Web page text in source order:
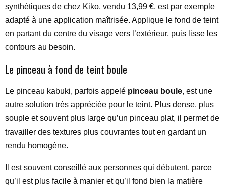
synthétiques de chez Kiko, vendu 13,99 €, est par exemple
adapté à une application maîtrisée. Applique le fond de teint
en partant du centre du visage vers l’extérieur, puis lisse les
contours au besoin.
Le pinceau à fond de teint boule
Le pinceau kabuki, parfois appelé pinceau boule, est une
autre solution très appréciée pour le teint. Plus dense, plus
souple et souvent plus large qu’un pinceau plat, il permet de
travailler des textures plus couvrantes tout en gardant un
rendu homogène.
Il est souvent conseillé aux personnes qui débutent, parce
qu’il est plus facile à manier et qu’il fond bien la matière